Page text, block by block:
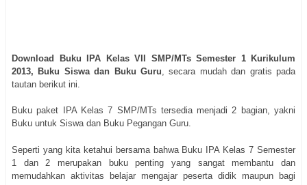
Download Buku IPA Kelas VII SMP/MTs Semester 1 Kurikulum
2013, Buku Siswa dan Buku Guru , secara mudah dan gratis pada
tautan berikut ini.
Buku paket IPA Kelas 7 SMP/MTs tersedia menjadi 2 bagian, yakni
Buku untuk Siswa dan Buku Pegangan Guru.
Seperti yang kita ketahui bersama bahwa Buku IPA Kelas 7 Semester
1 dan 2 merupakan buku penting yang sangat membantu dan
memudahkan aktivitas belajar mengajar peserta didik maupun bagi